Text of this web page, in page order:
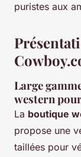
puristes aux
Large
western
La boutique
propose une
taillées pour